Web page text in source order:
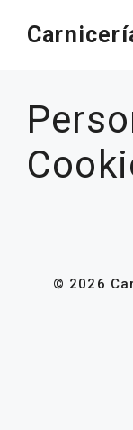
© 2026